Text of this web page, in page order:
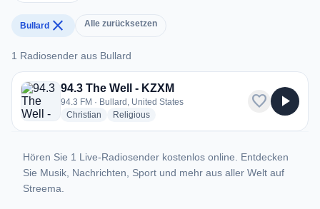
Bullard close Alle zurücksetzen
1 Radiosender aus Bullard
1 Radiosender aus Bullard
94.3 The Well - KZXM
94.3 FM · Bullard, United States
Christian radio stations
Religiousradio stations
favorite play_arrow
Hören Sie 1 Live-Radiosender kostenlos online. Entdecken
Sie Musik, Nachrichten, Sport und mehr aus aller Welt auf
Streema.